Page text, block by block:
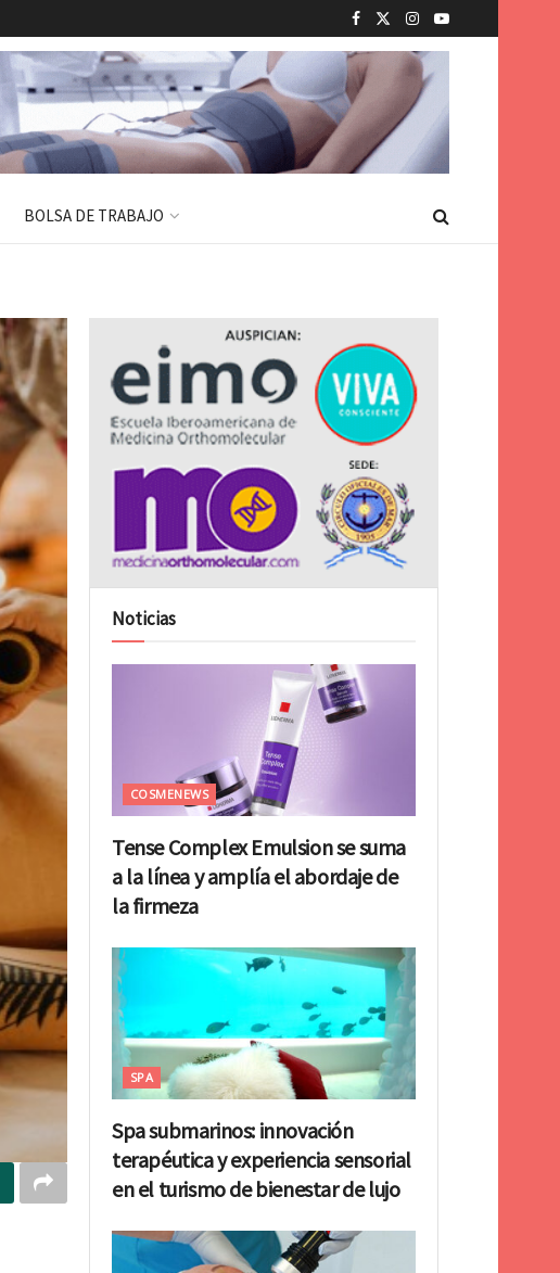
BOLSA DE TRABAJO
Noticias
COSMENEWS
Tense Complex Emulsion se suma
a la línea y amplía el abordaje de
la firmeza
SPA
Spa submarinos: innovación
terapéutica y experiencia sensorial
en el turismo de bienestar de lujo